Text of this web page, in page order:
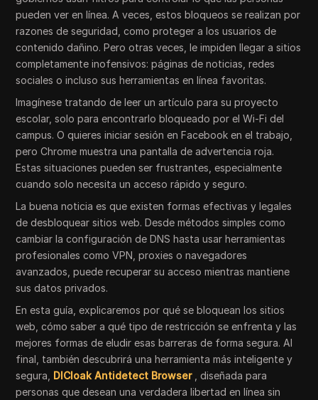
pueden ver en línea. A veces, estos bloqueos se realizan por
razones de seguridad, como proteger a los usuarios de
contenido dañino. Pero otras veces, le impiden llegar a sitios
completamente inofensivos: páginas de noticias, redes
sociales o incluso sus herramientas en línea favoritas.
Imagínese tratando de leer un artículo para su proyecto
escolar, solo para encontrarlo bloqueado por el Wi-Fi del
campus. O quieres iniciar sesión en Facebook en el trabajo,
pero Chrome muestra una pantalla de advertencia roja.
Estas situaciones pueden ser frustrantes, especialmente
cuando solo necesita un acceso rápido y seguro.
La buena noticia es que existen formas efectivas y legales
de desbloquear sitios web. Desde métodos simples como
cambiar la configuración de DNS hasta usar herramientas
profesionales como VPN, proxies o navegadores
avanzados, puede recuperar su acceso mientras mantiene
sus datos privados.
En esta guía, explicaremos por qué se bloquean los sitios
web, cómo saber a qué tipo de restricción se enfrenta y las
mejores formas de eludir esas barreras de forma segura. Al
final, también descubrirá una herramienta más inteligente y
segura, DICloak Antidetect Browser
, diseñada para
personas que desean una verdadera libertad en línea sin